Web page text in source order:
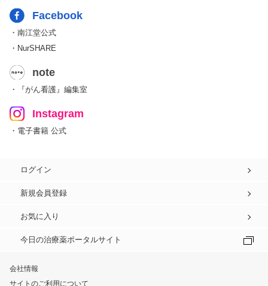
Facebook
・南江堂公式
・NurSHARE
note
・『がん看護』編集室
Instagram
・電子書籍 公式
ログイン
新規会員登録
お気に入り
今日の治療薬ポータルサイト
会社情報
サイトのご利用について